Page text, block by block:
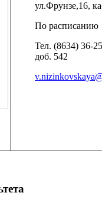
ул.Фрунзе,16,
По расписанию
Тел. (8634) 36-
доб. 542